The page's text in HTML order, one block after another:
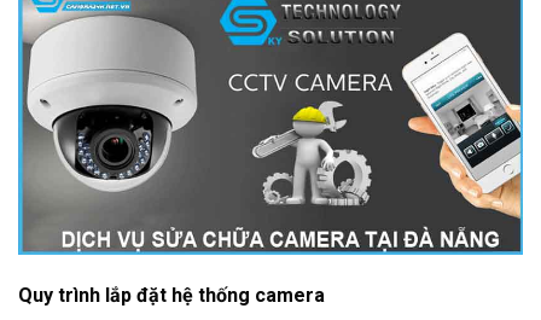
Quy trình lắp đặt hệ thống camera